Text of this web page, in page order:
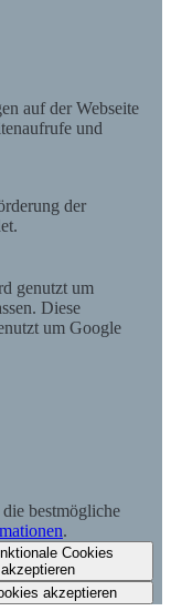
auf der Webseite
und
der
genutzt um
Diese
um Google
bestmögliche
.
Cookies
akzeptieren
akzeptieren